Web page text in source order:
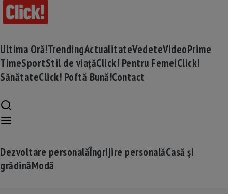
Ultima Oră!TrendingActualitateVedeteVideoPrime
TimeSportStil de viațăClick! Pentru FemeiClick!
SănătateClick! Poftă Bună!Contact
Dezvoltare personalăÎngrijire personalăCasă și
grădinăModă